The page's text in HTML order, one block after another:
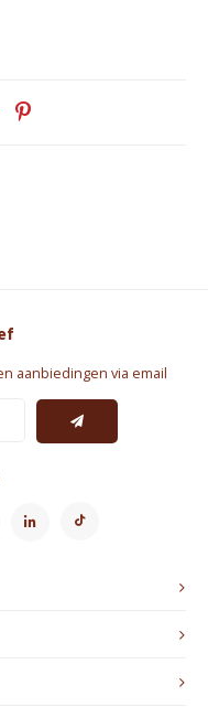
aanbiedingen via email